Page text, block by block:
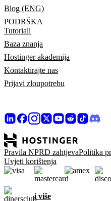
Blog (ENG)
PODRŠKA
Tutoriali
Baza znanja
Hostinger akademija
Kontaktirajte nas
Prijavi zloupotrebu
Pravila NPRD zahtjevaPolitika
Uvjeti korištenja
i više